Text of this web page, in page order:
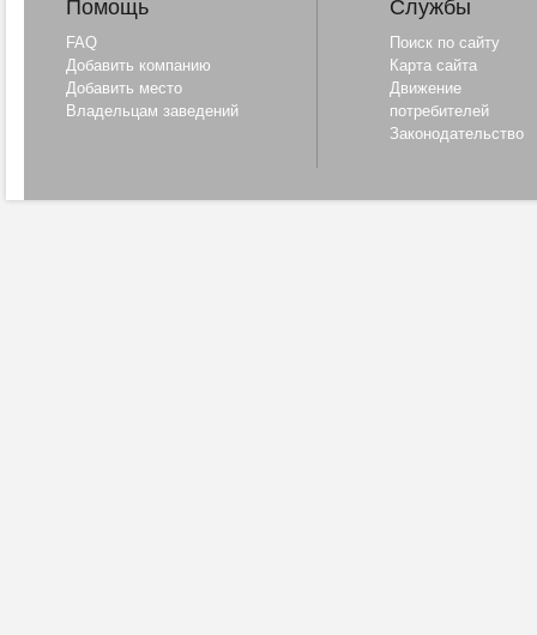
Помощь
FAQ
Добавить компанию
Добавить место
Владельцам заведений
Службы
Поиск по сайту
Карта сайта
Движение
потребителей
Законодательство